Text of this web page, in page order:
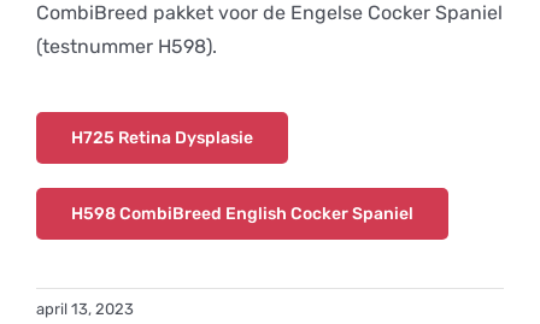
CombiBreed pakket voor de Engelse Cocker Spaniel
(testnummer H598).
H725 Retina Dysplasie
H598 CombiBreed English Cocker Spaniel
april 13, 2023